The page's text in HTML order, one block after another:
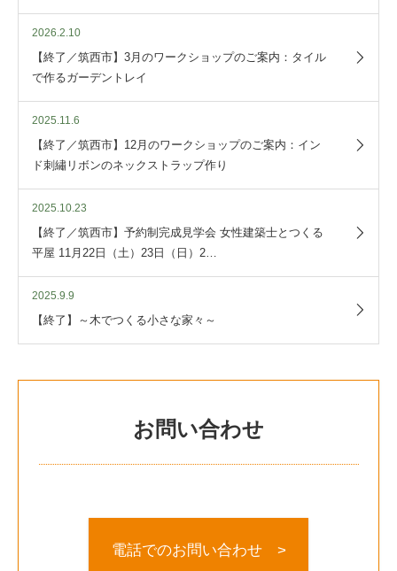
2026.2.10
【終了／筑西市】3月のワークショップのご案内：タイル
で作るガーデントレイ
2025.11.6
【終了／筑西市】12月のワークショップのご案内：イン
ド刺繡リボンのネックストラップ作り
2025.10.23
【終了／筑西市】予約制完成見学会 女性建築士とつくる
平屋 11月22日（土）23日（日）2…
2025.9.9
【終了】～木でつくる小さな家々～
お問い合わせ
電話でのお問い合わせ >